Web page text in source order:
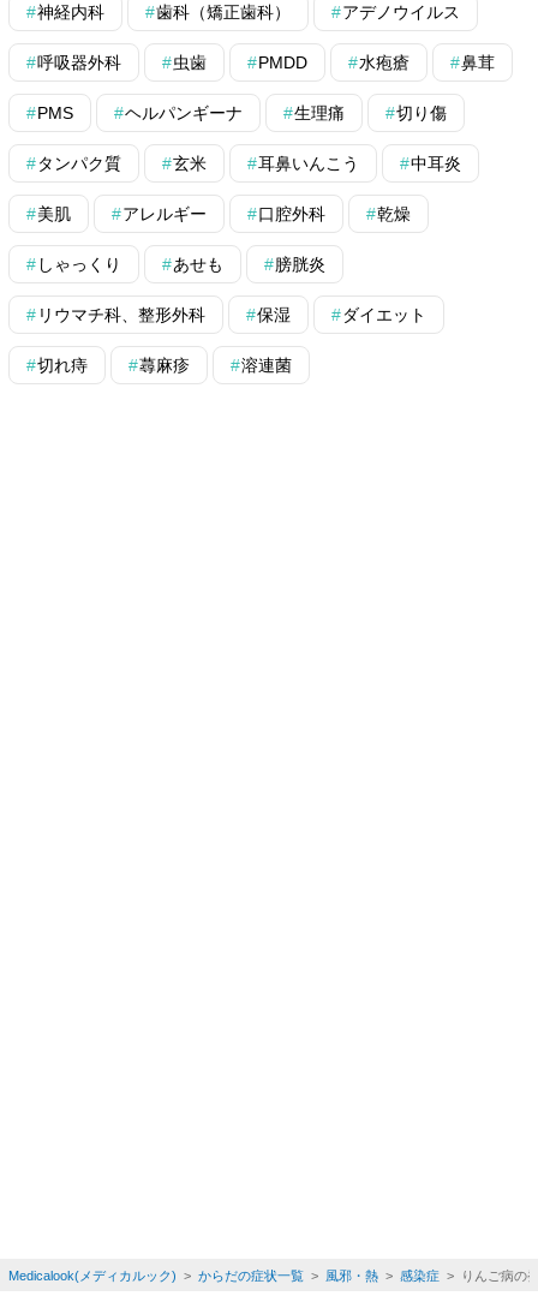
神経内科 歯科（矯正歯科） アデノウイルス
呼吸器外科 虫歯 PMDD 水疱瘡 鼻茸
PMS ヘルパンギーナ 生理痛 切り傷
タンパク質 玄米 耳鼻いんこう 中耳炎
美肌 アレルギー 口腔外科 乾燥
しゃっくり あせも 膀胱炎
リウマチ科、整形外科 保湿 ダイエット
切れ痔 蕁麻疹 溶連菌
Medicalook(メディカルック) > からだの症状一覧> 風邪・熱> 感染症> りんご病の発